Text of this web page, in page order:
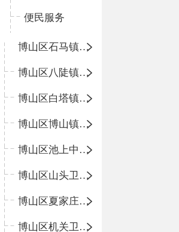
便民服务
博山区石马镇卫生院
博山区八陡镇卫生院
博山区白塔镇卫生院
博山区博山镇中心卫生院（南院区、北院区）
博山区池上中心卫生院
博山区山头卫生院
博山区夏家庄卫生院
博山区机关卫生所